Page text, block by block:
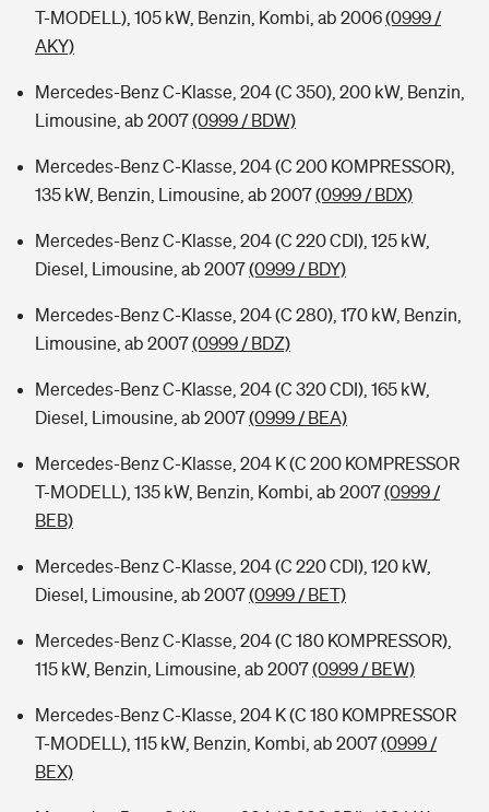
T-MODELL), 105 kW, Benzin, Kombi, ab 2006(0999 /
AKY)
Mercedes-Benz C-Klasse, 204 (C 350), 200 kW, Benzin,
Limousine, ab 2007(0999 / BDW)
Mercedes-Benz C-Klasse, 204 (C 200 KOMPRESSOR),
135 kW, Benzin, Limousine, ab 2007(0999 / BDX)
Mercedes-Benz C-Klasse, 204 (C 220 CDI), 125 kW,
Diesel, Limousine, ab 2007(0999 / BDY)
Mercedes-Benz C-Klasse, 204 (C 280), 170 kW, Benzin,
Limousine, ab 2007(0999 / BDZ)
Mercedes-Benz C-Klasse, 204 (C 320 CDI), 165 kW,
Diesel, Limousine, ab 2007(0999 / BEA)
Mercedes-Benz C-Klasse, 204 K (C 200 KOMPRESSOR
T-MODELL), 135 kW, Benzin, Kombi, ab 2007(0999 /
BEB)
Mercedes-Benz C-Klasse, 204 (C 220 CDI), 120 kW,
Diesel, Limousine, ab 2007(0999 / BET)
Mercedes-Benz C-Klasse, 204 (C 180 KOMPRESSOR),
115 kW, Benzin, Limousine, ab 2007(0999 / BEW)
Mercedes-Benz C-Klasse, 204 K (C 180 KOMPRESSOR
T-MODELL), 115 kW, Benzin, Kombi, ab 2007(0999 /
BEX)